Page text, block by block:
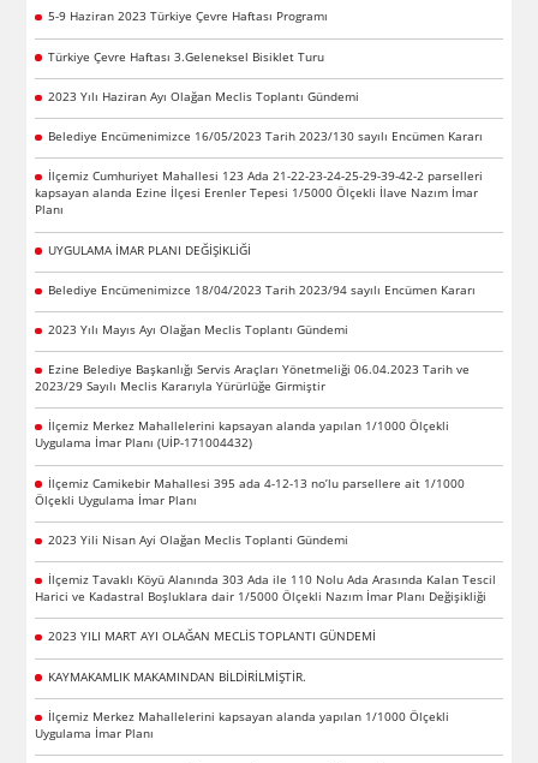
5-9 Haziran 2023 Türkiye Çevre Haftası Programı
Türkiye Çevre Haftası 3.Geleneksel Bisiklet Turu
2023 Yılı Haziran Ayı Olağan Meclis Toplantı Gündemi
Belediye Encümenimizce 16/05/2023 Tarih 2023/130 sayılı Encümen Kararı
İlçemiz Cumhuriyet Mahallesi 123 Ada 21-22-23-24-25-29-39-42-2 parselleri
kapsayan alanda Ezine İlçesi Erenler Tepesi 1/5000 Ölçekli İlave Nazım İmar
Planı
UYGULAMA İMAR PLANI DEĞİŞİKLİĞİ
Belediye Encümenimizce 18/04/2023 Tarih 2023/94 sayılı Encümen Kararı
2023 Yılı Mayıs Ayı Olağan Meclis Toplantı Gündemi
Ezine Belediye Başkanlığı Servis Araçları Yönetmeliği 06.04.2023 Tarih ve
2023/29 Sayılı Meclis Kararıyla Yürürlüğe Girmiştir
İlçemiz Merkez Mahallelerini kapsayan alanda yapılan 1/1000 Ölçekli
Uygulama İmar Planı (UİP-171004432)
İlçemiz Camikebir Mahallesi 395 ada 4-12-13 no’lu parsellere ait 1/1000
Ölçekli Uygulama İmar Planı
2023 Yili Nisan Ayi Olağan Meclis Toplanti Gündemi
İlçemiz Tavaklı Köyü Alanında 303 Ada ile 110 Nolu Ada Arasında Kalan Tescil
Harici ve Kadastral Boşluklara dair 1/5000 Ölçekli Nazım İmar Planı Değişikliği
2023 YILI MART AYI OLAĞAN MECLİS TOPLANTI GÜNDEMİ
KAYMAKAMLIK MAKAMINDAN BİLDİRİLMİŞTİR.
İlçemiz Merkez Mahallelerini kapsayan alanda yapılan 1/1000 Ölçekli
Uygulama İmar Planı